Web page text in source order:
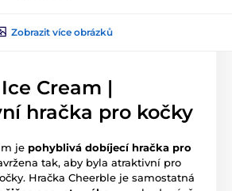
Zobrazit více obrázků
Cream |
hračka pro kočky
je pohyblivá dobíjecí hračka pro
tak, aby byla atraktivní pro
Hračka Cheerble je samostatná